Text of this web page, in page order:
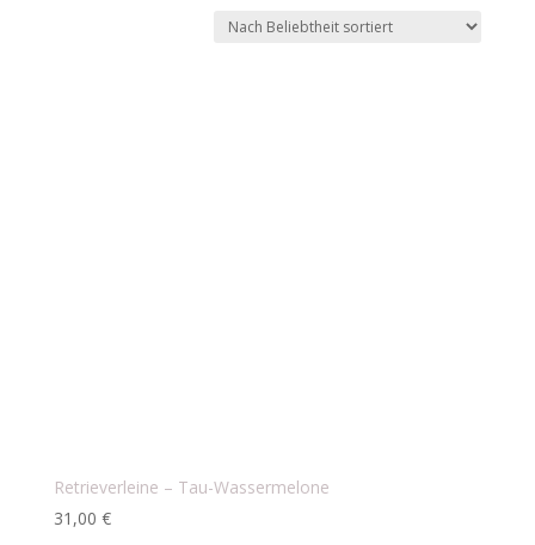
sortiert
Retrieverleine – Tau-Wassermelone
31,00 €